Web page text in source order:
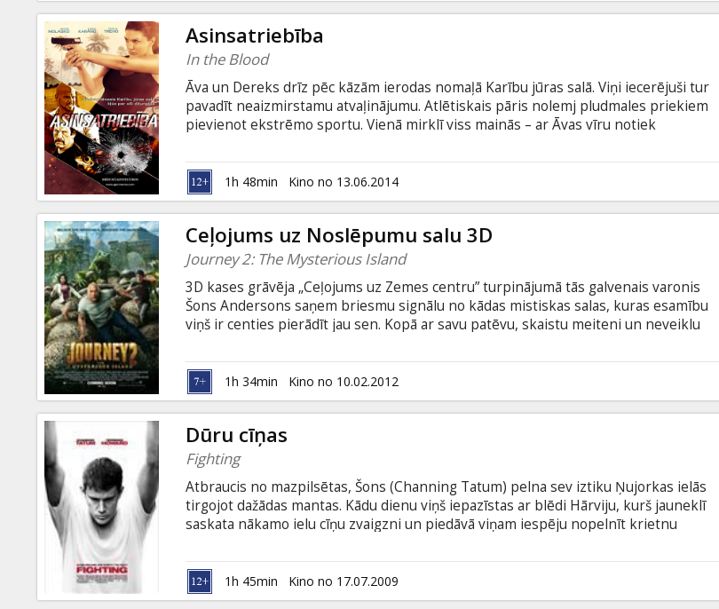
B2B
Kino
Klubs
Asinsatriebība
In the Blood
Āva un Dereks drīz pēc kāzām ierodas nomaļā Karību jūras salā. Viņi iecerējuši tur
pavadīt neaizmirstamu atvaļinājumu. Atlētiskais pāris nolemj pludmales priekiem
pievienot ekstrēmo sportu. Vienā mirklī viss mainās – ar Āvas vīru notiek
palīdzību un nopietnu izmeklēšanu, Āva viena pati sāk meklēt vīru un iesaistās
cīņā bez noteikumiem. Izrādās, ka grezno viesnīcu un drošo tūristu maršrutu
aizsegā darbojas varens korumpēts vietējo grupējums.
1h 48min Kino no 13.06.2014
Ceļojums uz Noslēpumu salu 3D
Journey 2: The Mysterious Island
3D kases grāvēja „Ceļojums uz Zemes centru” turpinājumā tās galvenais varonis
Šons Andersons saņem briesmu signālu no kādas mistiskas salas, kuras esamību
viņš ir centies pierādīt jau sen. Kopā ar savu patēvu, skaistu meiteni un neveiklu
brīnumaino salu. Filmas varoņiem izdodas atrast Noslēpumu salu, uz kuras atrodas
Atlantīda, lavas vietā plūst zelts, un uz kuras kukaiņi un ķirzakas ir gigantiskas, bet
ziloņi ir klēpja sunīšu izmērā. Viņiem ir tikai divas dienas, lai izglābtos, jo sala draud
nogrimt...
1h 34min Kino no 10.02.2012
Dūru cīņas
Fighting
Atbraucis no mazpilsētas, Šons (Channing Tatum) pelna sev iztiku Ņujorkas ielās
tirgojot dažādas mantas. Kādu dienu viņš iepazīstas ar blēdi Hārviju, kurš jauneklī
saskata nākamo ielu cīņu zvaigzni un piedāvā viņam iespēju nopelnīt krietnu
sapņojot par labāku dzīvi, Šons liek uz lāpstiņām profesionālus bokserus, skarbus
cīkstoņus un kunfu meistarus. Ja Šons zaudēs - viņam nāksies atgriezties uz ielas.
1h 45min Kino no 17.07.2009